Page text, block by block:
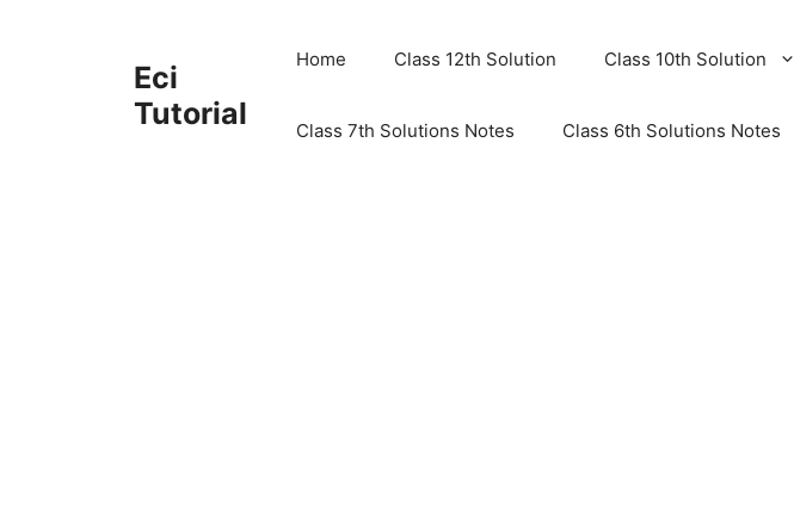
Eci
Tutorial
Home Class 12th Solution Class 10th Solution
Class 7th Solutions Notes Class 6th Solutions Notes